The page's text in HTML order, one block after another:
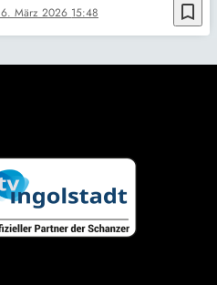
bookmark_border
März 2026 15:48